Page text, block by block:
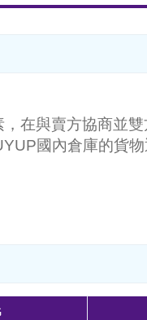
在與賣方協商並
國內倉庫的貨物